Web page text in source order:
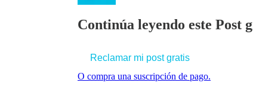
Continúa leyendo este Post
Reclamar mi post gratis
O compra una suscripción de pago.